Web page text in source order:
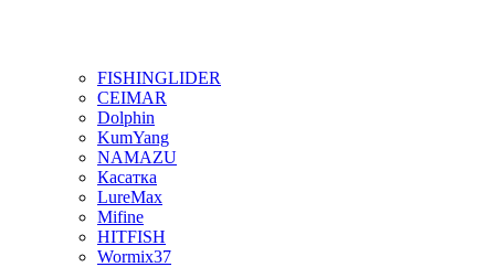
FISHINGLIDER
CEIMAR
Dolphin
KumYang
NAMAZU
Касатка
LureMax
Mifine
HITFISH
Wormix37